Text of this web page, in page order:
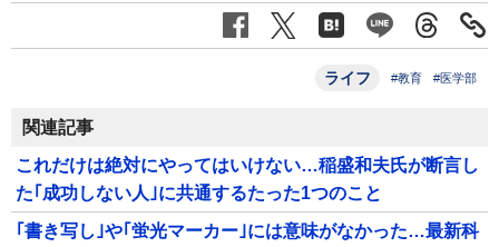
ライフ #教育 #医学部
関連記事
これだけは絶対にやってはいけない…稲盛和夫氏が断言し
た｢成功しない人｣に共通するたった1つのこと
｢書き写し｣や｢蛍光マーカー｣には意味がなかった…最新科